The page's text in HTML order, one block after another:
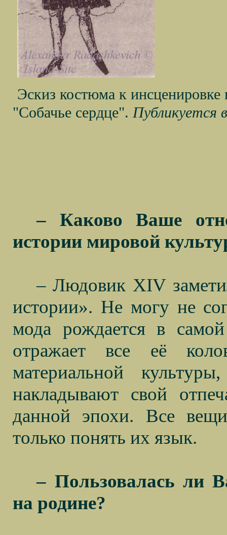
Эскиз костюма к инсценировке
"Собачье сердце".Публикуется
– Каково Ваше
истории мировой
– Людовик XIV
истории». Не могу не
мода рождается в
отражает все её
материальной
накладывают свой
данной эпохи. Все
только понять их язык.
– Пользовалась ли
на родине?